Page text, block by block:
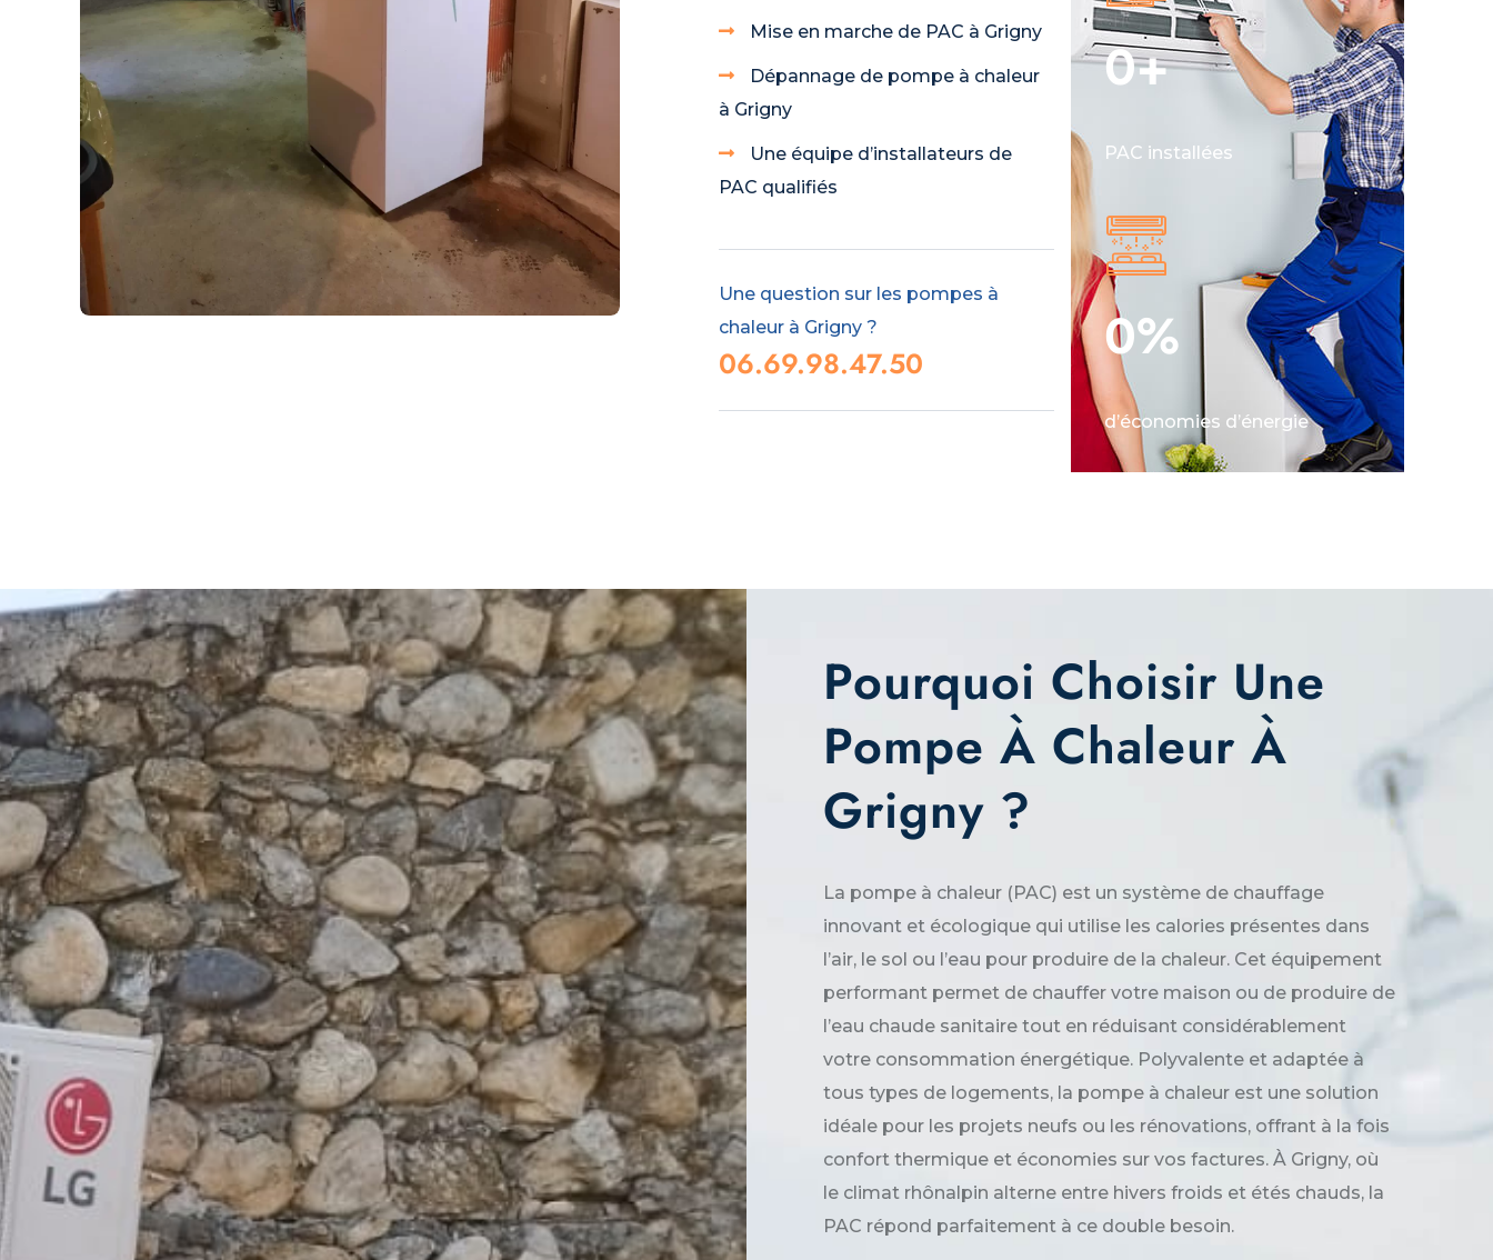
Mise en marche de PAC à Grigny
Dépannage de pompe à chaleur
à Grigny
Une équipe d’installateurs de
PAC qualifiés
Une question sur les pompes à
chaleur à Grigny ?
06.69.98.47.50
0+
PAC installées
0%
d’économies d’énergie
Pourquoi Choisir Une
Pompe À Chaleur À
Grigny ?
La pompe à chaleur (PAC) est un système de chauffage
innovant et écologique qui utilise les calories présentes dans
l’air, le sol ou l’eau pour produire de la chaleur. Cet équipement
performant permet de chauffer votre maison ou de produire de
l’eau chaude sanitaire tout en réduisant considérablement
votre consommation énergétique. Polyvalente et adaptée à
tous types de logements, la pompe à chaleur est une solution
idéale pour les projets neufs ou les rénovations, offrant à la fois
confort thermique et économies sur vos factures. À Grigny, où
le climat rhônalpin alterne entre hivers froids et étés chauds, la
PAC répond parfaitement à ce double besoin.